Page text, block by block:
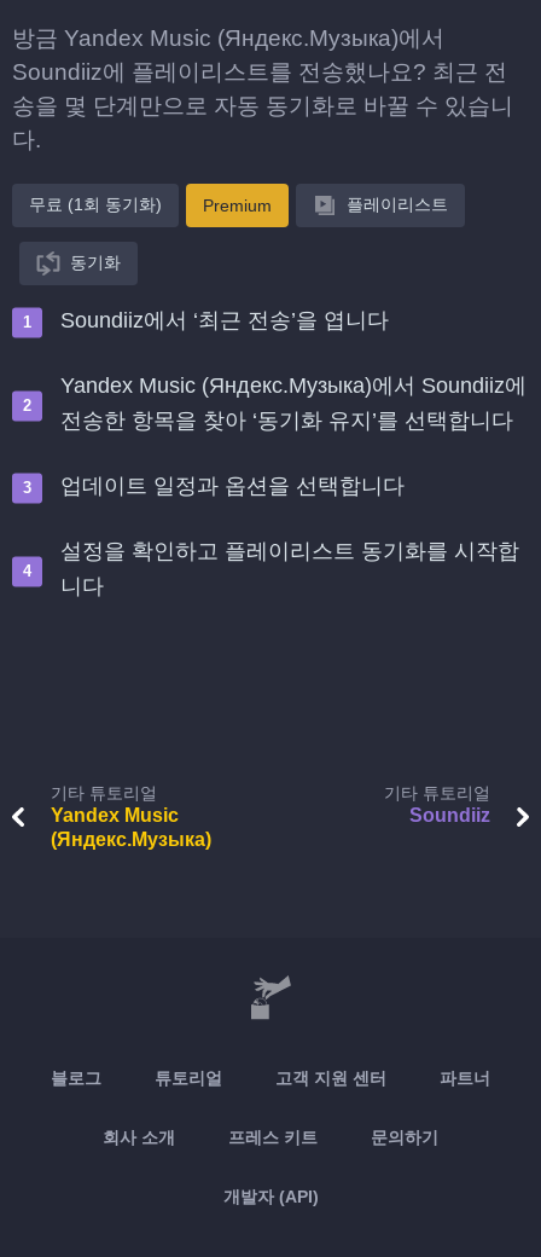
방금 Yandex Music (Яндекс.Музыка)에서
Soundiiz에 플레이리스트를 전송했나요? 최근 전
송을 몇 단계만으로 자동 동기화로 바꿀 수 있습니
다.
무료 (1회 동기화) Premium 플레이리스트
동기화
Soundiiz에서 ‘최근 전송’을 엽니다
Yandex Music (Яндекс.Музыка)에서 Soundiiz에
전송한 항목을 찾아 ‘동기화 유지’를 선택합니다
업데이트 일정과 옵션을 선택합니다
설정을 확인하고 플레이리스트 동기화를 시작합
니다
기타 튜토리얼
Yandex Music
(Яндекс.Музыка)
기타 튜토리얼
Soundiiz
블로그 튜토리얼 고객 지원 센터 파트너
회사 소개 프레스 키트 문의하기
개발자 (API)